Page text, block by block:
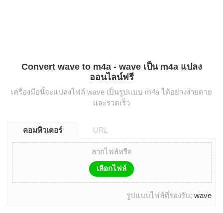
Convert wave to m4a - wave เป็น m4a แปลง
ออนไลน์ฟรี
เครื่องมือนี้จะแปลงไฟล์ wave เป็นรูปแบบ m4a ได้อย่างง่ายดาย
และรวดเร็ว
คอมพิวเตอร์ URL
ลากไฟล์หรือ
เลือกไฟล์
รูปแบบไฟล์ที่รองรับ: wave